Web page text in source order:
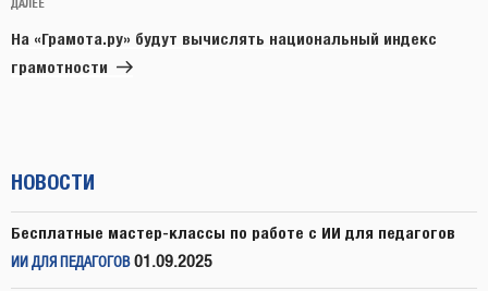
Следующая
запись
На «Грамота.ру» будут вычислять национальный индекс
грамотности
НОВОСТИ
Бесплатные мастер-классы по работе с ИИ для педагогов
ИИ ДЛЯ ПЕДАГОГОВ 01.09.2025